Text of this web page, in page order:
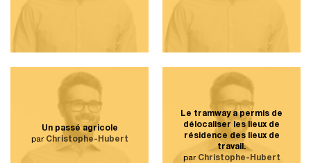
Un passé agricole
par Christophe-Hubert
Le tramway a permis de
délocaliser les lieux de
résidence des lieux de
travail.
par Christophe-Hubert